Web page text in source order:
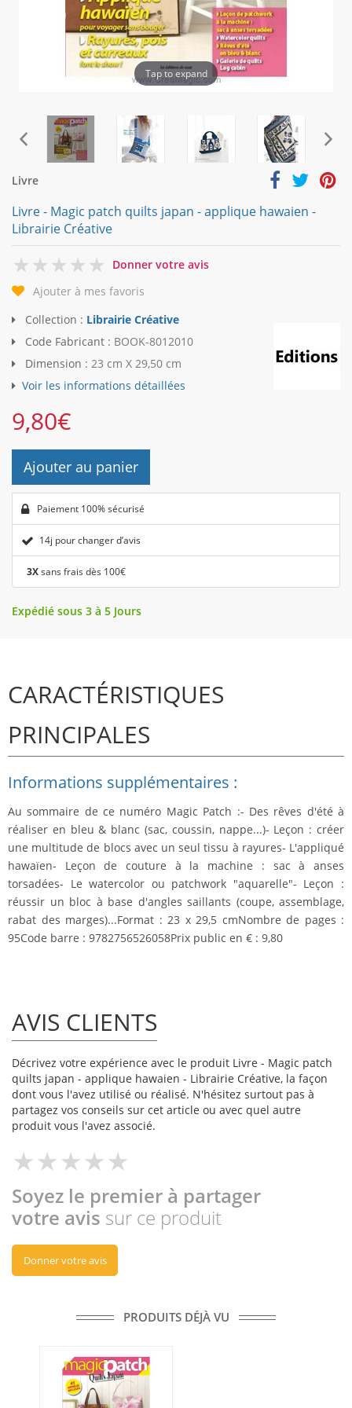
Tap to expand
Livre
Livre - Magic patch quilts japan - applique hawaien -
Librairie Créative
0
Donner votre avis
Ajouter à mes favoris
Collection : Librairie Créative
Code Fabricant : BOOK-8012010
Dimension : 23 cm X 29,50 cm
Voir les informations détaillées
9,80€
Ajouter au panier
Paiement 100% sécurisé
14j pour changer d’avis
3Xsans frais dès 100€
Expédié sous 3 à 5 Jours
CARACTÉRISTIQUES
PRINCIPALES
Informations supplémentaires :
Au sommaire de ce numéro Magic Patch :- Des rêves d'été à
réaliser en bleu & blanc (sac, coussin, nappe...)- Leçon : créer
une multitude de blocs avec un seul tissu à rayures- L'appliqué
hawaïen- Leçon de couture à la machine : sac à anses
torsadées- Le watercolor ou patchwork "aquarelle"- Leçon :
réussir un bloc à base d'angles saillants (coupe, assemblage,
rabat des marges)...Format : 23 x 29,5 cmNombre de pages :
95Code barre : 9782756526058Prix public en € : 9,80
AVIS CLIENTS
Décrivez votre expérience avec le produit Livre - Magic patch
quilts japan - applique hawaien - Librairie Créative, la façon
dont vous l'avez utilisé ou réalisé. N'hésitez surtout pas à
partagez vos conseils sur cet article ou avec quel autre
produit vous l'avez associé.
Soyez le premier à partager
votre avis sur ce produit
Donner votre avis
PRODUITS DÉJÀ VU